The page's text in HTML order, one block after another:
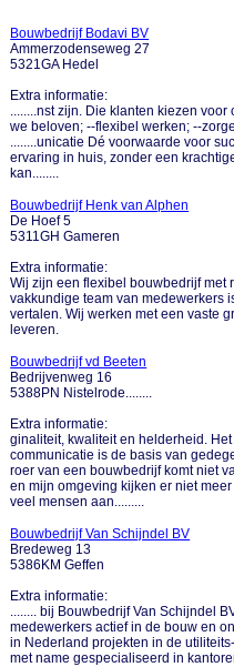
Bouwbedrijf Bodavi BV
Ammerzodenseweg 27
5321GA Hedel
Extra informatie:
........nst zijn. Die klanten kiezen
we beloven; --flexibel werken; --
........unicatie Dé voorwaarde voor
ervaring in huis, zonder een
kan........
Bouwbedrijf Henk van Alphen
De Hoef 5
5311GH Gameren
Extra informatie:
Wij zijn een flexibel bouwbedrijf met
vakkundige team van medewerkers
vertalen. Wij werken met een vaste
leveren.
Bouwbedrijf vd Beeten
Bedrijvenweg 16
5388PN Nistelrode........
Extra informatie:
ginaliteit, kwaliteit en helderheid.
communicatie is de basis van
roer van een bouwbedrijf komt niet
en mijn omgeving kijken er niet
veel mensen aan.........
Bouwbedrijf Van Schijndel BV
Bredeweg 13
5386KM Geffen
Extra informatie:
........ bij Bouwbedrijf Van Schijndel
medewerkers actief in de bouw en
in Nederland projekten in de
met name gespecialiseerd in